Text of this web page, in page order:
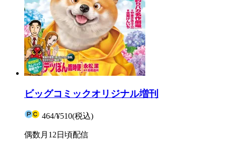
ビッグコミックオリジナル増刊
464/¥510(税込)
偶数月12日頃配信